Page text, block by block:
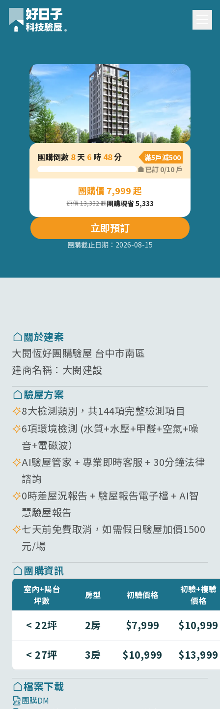
大閱恆好團購驗屋
團購倒數 8天 6 時 48分
滿5戶減500
已訂 0/10 戶
團購價 7,999 起
原價 13,332 起團購現省 5,333
立即預訂
團購截止日期： 2026-08-15
關於建案
大閱恆好團購驗屋 台中市南區
建商名稱： 大閱建設
驗屋方案
8大檢測類別，共144項完整檢測項目
6項環境檢測 (水質+水壓+甲醛+空氣+噪
音+電磁波）
AI驗屋管家 + 專業即時客服 + 30分鐘法律
諮詢
0時差屋況報告 + 驗屋報告電子檔 + AI智
慧驗屋報告
七天前免費取消，如需假日驗屋加價1500
元/場
團購資訊
室內+陽台
坪數
房型 初驗價格
初驗+複驗
價格
< 22坪 2房 $7,999 $10,999
< 27坪 3房 $10,999 $13,999
檔案下載
團購DM